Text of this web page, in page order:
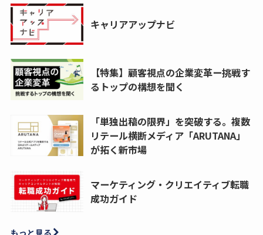
キャリアアップナビ
【特集】顧客視点の企業変革ー挑戦す
るトップの構想を聞く
「単独出稿の限界」を突破する。複数
リテール横断メディア「ARUTANA」
が拓く新市場
マーケティング・クリエイティブ転職
成功ガイド
もっと見る